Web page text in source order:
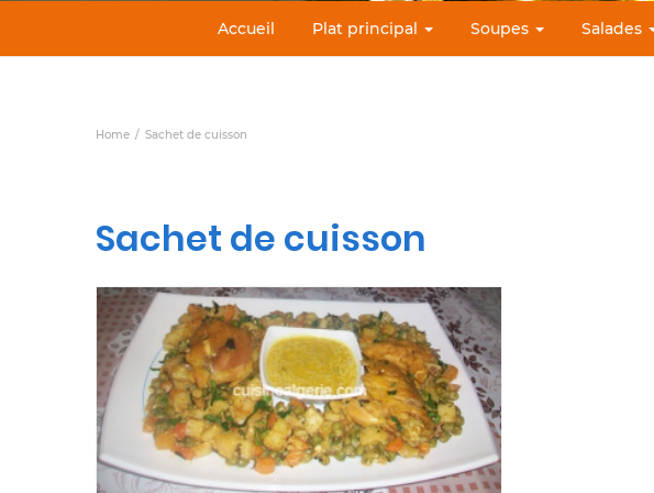
Accueil Plat principal Soupes Salades
Home Sachet de cuisson
Sachet de cuisson